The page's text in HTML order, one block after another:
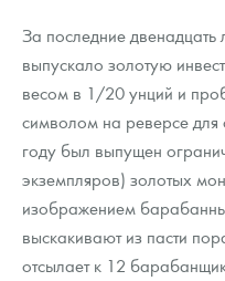
Жетоны "Необыкновенные
Ювелирные изделия
Русская нумизматика
Золотая карманная галерея
Наборы подарочных и
Политика использования
Положение по обработке и
За последние двенадцать
выпускало золотую
весом в 1/20 унций и
символом на реверсе для
году был выпущен
экземпляров) золотых
изображением
выскакивают из пасти
отсылает к 12